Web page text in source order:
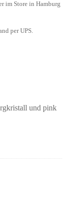
im Store in Hamburg
per UPS.
und pink